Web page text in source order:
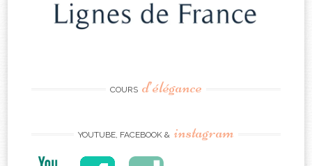
COURS d’élégance
YOUTUBE, FACEBOOK & instagram